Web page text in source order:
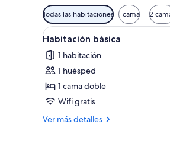
Filtros
disponibles
para
las
habitaciones
Todas las habitaciones 1 cama 2
Abrir
todas
las
fotos
de
Habitación
básica
5
Habitación básica
1 habitación
1 huésped
1 cama doble
Wifi gratis
Ver más detalles
Más